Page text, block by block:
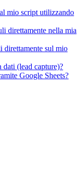
mio script utilizzando
direttamente nella mia
direttamente sul mio
(lead capture)?
Google Sheets?